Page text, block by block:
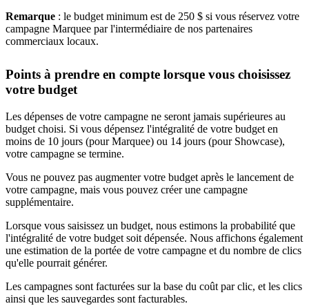
Remarque : le budget minimum est de 250 $ si vous réservez votre
campagne Marquee par l'intermédiaire de nos partenaires
commerciaux locaux.
Points à prendre en compte lorsque vous choisissez
votre budget
Les dépenses de votre campagne ne seront jamais supérieures au
budget choisi. Si vous dépensez l'intégralité de votre budget en
moins de 10 jours (pour Marquee) ou 14 jours (pour Showcase),
votre campagne se termine.
Vous ne pouvez pas augmenter votre budget après le lancement de
votre campagne, mais vous pouvez créer une campagne
supplémentaire.
Lorsque vous saisissez un budget, nous estimons la probabilité que
l'intégralité de votre budget soit dépensée. Nous affichons également
une estimation de la portée de votre campagne et du nombre de clics
qu'elle pourrait générer.
Les campagnes sont facturées sur la base du coût par clic, et les clics
ainsi que les sauvegardes sont facturables.